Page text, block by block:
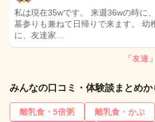
私は現在35wです。 来週36wの時に
墓参りも兼ねて日帰りで来ます。 幼
に、友達家…
「友達
みんなの口コミ・体験談まとめか
離乳食・5倍粥 離乳食・かぶ